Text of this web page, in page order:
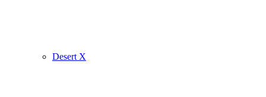
Desert X